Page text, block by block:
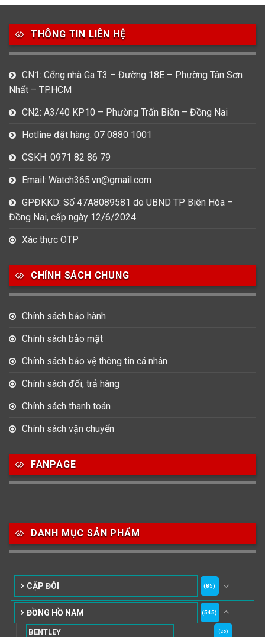
THÔNG TIN LIÊN HỆ
CN1: Cổng nhà Ga T3 – Đường 18E – Phường Tân Sơn
Nhất – TP.HCM
CN2: A3/40 KP10 – Phường Trấn Biên – Đồng Nai
Hotline đặt hàng: 07 0880 1001
CSKH: 0971 82 86 79
Email: Watch365.vn@gmail.com
GPĐKKD: Số 47A8089581 do UBND TP Biên Hòa –
Đồng Nai, cấp ngày 12/6/2024
Xác thực OTP
CHÍNH SÁCH CHUNG
Chính sách bảo hành
Chính sách bảo mật
Chính sách bảo vệ thông tin cá nhân
Chính sách đổi, trả hàng
Chính sách thanh toán
Chính sách vận chuyển
FANPAGE
DANH MỤC SẢN PHẨM
CẶP ĐÔI (85)
ĐỒNG HỒ NAM (545)
BENTLEY (26)